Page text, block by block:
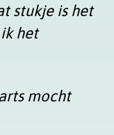
stukje is het
het
mocht